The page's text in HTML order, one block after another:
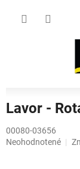
Lavor -
00080-03656
Priemerné
Neohodnotené